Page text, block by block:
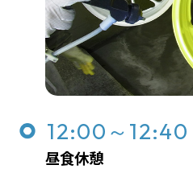
12:00～12:40
昼食休憩